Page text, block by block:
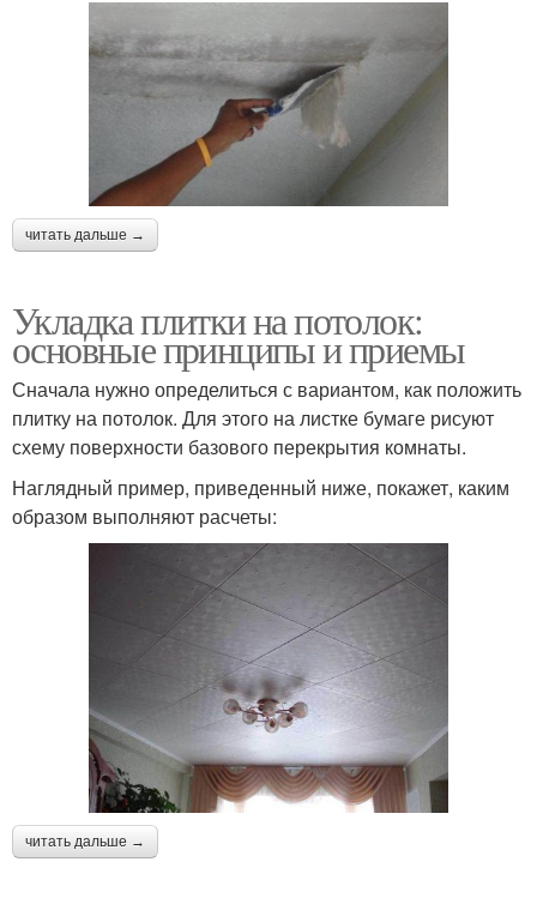
читать дальше →
Укладка плитки на потолок:
основные принципы и приемы
Сначала нужно определиться с вариантом, как положить
плитку на потолок. Для этого на листке бумаге рисуют
схему поверхности базового перекрытия комнаты.
Наглядный пример, приведенный ниже, покажет, каким
образом выполняют расчеты:
читать дальше →